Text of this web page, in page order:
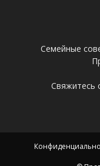
Семейные
Свяжитесь